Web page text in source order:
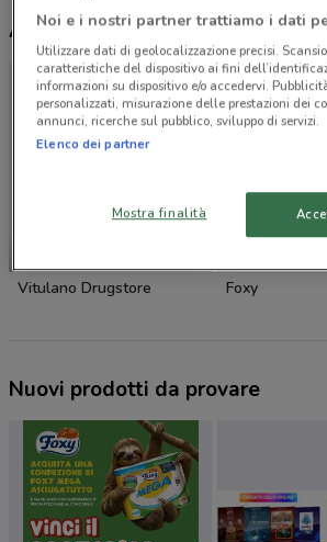
Altri volantini nelle vicinanze
Vitulano Drugstore Foxy
Nuovi prodotti da provare
Noi e i nostri partner trattiamo i dati
Utilizzare dati di geolocalizzazione precisi.
caratteristiche del dispositivo ai fini
informazioni su dispositivo e/o accedervi.
personalizzati, misurazione delle prestazioni dei
annunci, ricerche sul pubblico, sviluppo di servizi.
Elenco dei partner
Mostra finalità